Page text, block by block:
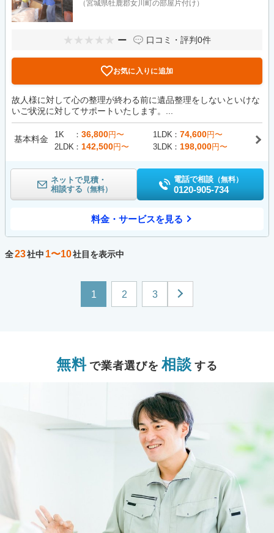
（宮城県牡鹿郡女川町の部屋片付け）
ー 口コミ・評判0件
お気に入りに追加
故人様に対して心の整理が終わる前に遺品整理をしないといけな
いご状況に対してサポートいたします。...
基本料金 1K 36,800円〜 1LDK 74,600円〜
2LDK
142,500円〜 3LDK 198,000円〜
ネットで見積・
相談する （無料）
電話で相談 （無料）
0120-905-734
料金・サービスを見る
全23社中 1〜10社目を表示中
1 2 3
無料 で業者選びを 相談 する